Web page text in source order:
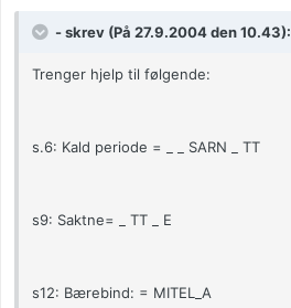
- skrev (På 27.9.2004 den 10.43):
Trenger hjelp til følgende:
s.6: Kald periode = _ _ SARN _ TT
s9: Saktne= _ TT _ E
s12: Bærebind: = MITEL_A